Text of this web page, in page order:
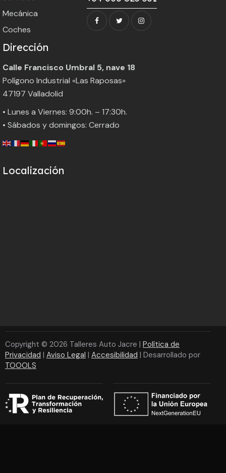
Mecánica
Coches
Dirección
Calle Francisco Umbral 5, nave 18
Polígono Industrial «Las Raposas»
47197 Valladolid
• Lunes a Viernes: 9:00h. – 17:30h.
• Sábados y domingos: Cerrado
Localización
Copyright © 2026 Talleres Auto Jacre | Política de
Privacidad | Aviso Legal | Accesibilidad | Desarrollado por
TOOOLS